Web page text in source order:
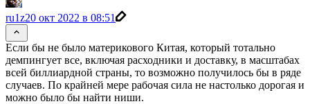
ru1z20 окт 2022 в 08:51
Если бы не было материкового Китая, который тотально
демпингует все, включая расходники и доставку, в масштабах
всей биллиардной страны, то возможно получилось бы в ряде
случаев. По крайней мере рабочая сила не настолько дорогая и
можно было бы найти ниши.